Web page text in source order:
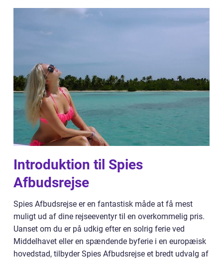
Introduktion til Spies
Afbudsrejse
Spies Afbudsrejse er en fantastisk måde at få mest
muligt ud af dine rejseeventyr til en overkommelig pris.
Uanset om du er på udkig efter en solrig ferie ved
Middelhavet eller en spændende byferie i en europæisk
hovedstad, tilbyder Spies Afbudsrejse et bredt udvalg af